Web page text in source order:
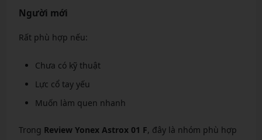
Người mới
Rất phù hợp nếu:
Chưa có kỹ thuật
Lực cổ tay yếu
Muốn làm quen nhanh
Trong Review Yonex Astrox 01 F, đây là nhóm phù hợp